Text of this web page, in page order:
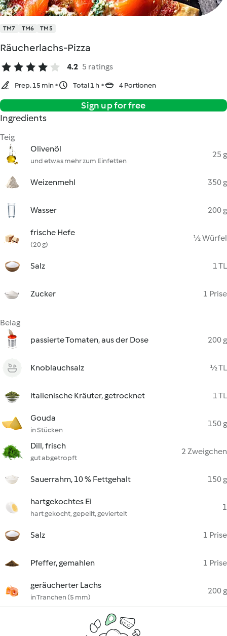
TM7 TM6 TM5
Räucherlachs-Pizza
4.2 5 ratings
Prep. 15 min Total 1 h 4 Portionen
Sign up for free
Ingredients
Teig
Olivenöl
und etwas mehr zum Einfetten
25 g
Weizenmehl 350 g
Wasser 200 g
frische Hefe
(20 g)
½ Würfel
Salz 1 TL
Zucker 1 Prise
Belag
passierte Tomaten, aus der Dose
200 g
Knoblauchsalz ½ TL
italienische Kräuter, getrocknet 1 TL
Gouda
in Stücken
150 g
Dill, frisch
gut abgetropft
2 Zweigchen
Sauerrahm, 10 % Fettgehalt 150 g
hartgekochtes Ei
hart gekocht, gepellt, geviertelt
1
Salz 1 Prise
Pfeffer, gemahlen 1 Prise
geräucherter Lachs
in Tranchen (5 mm)
200 g